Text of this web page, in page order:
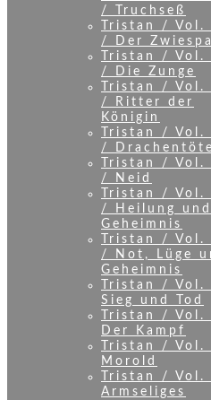
/ Truchseß
Tristan / Vol.
/ Der
Tristan / Vol.
/ Die Zunge
Tristan / Vol.
/ Ritter der
Königin
Tristan / Vol.
/
Tristan / Vol.
/ Neid
Tristan / Vol.
/ Heilung und
Geheimnis
Tristan / Vol.
/ Not, Lüge
Geheimnis
Tristan / Vol.
Sieg und Tod
Tristan / Vol.
Der Kampf
Tristan / Vol.
Morold
Tristan / Vol.
Armseliges